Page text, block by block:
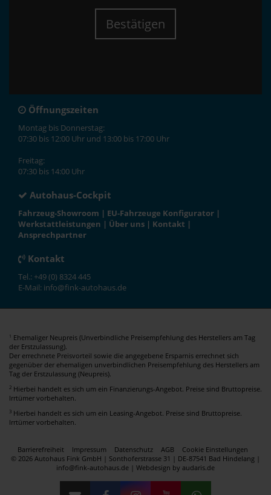
Bestätigen
Öffnungszeiten
Montag bis Donnerstag:
07:30 bis 12:00 Uhr und 13:00 bis 17:00 Uhr
Freitag:
07:30 bis 14:00 Uhr
Autohaus-Cockpit
Fahrzeug-Showroom | EU-Fahrzeuge Konfigurator |
Werkstattleistungen | Über uns | Kontakt |
Ansprechpartner
Kontakt
Tel.: +49 (0) 8324 445
E-Mail: info@fink-autohaus.de
1 Ehemaliger Neupreis (Unverbindliche Preisempfehlung des Herstellers am Tag
der Erstzulassung).
Der errechnete Preisvorteil sowie die angegebene Ersparnis errechnet sich
gegenüber der ehemaligen unverbindlichen Preisempfehlung des Herstellers am
Tag der Erstzulassung (Neupreis).
2 Hierbei handelt es sich um ein Finanzierungs-Angebot. Preise sind Bruttopreise.
Irrtümer vorbehalten.
3 Hierbei handelt es sich um ein Leasing-Angebot. Preise sind Bruttopreise.
Irrtümer vorbehalten.
Barrierefreiheit Impressum Datenschutz AGB
Cookie Einstellungen
© 2026 Autohaus Fink GmbH | Sonthoferstrasse 31 | DE-87541 Bad Hindelang |
info@fink-autohaus.de | Webdesign by audaris.de